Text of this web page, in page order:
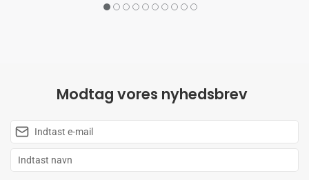
Modtag vores nyhedsbrev